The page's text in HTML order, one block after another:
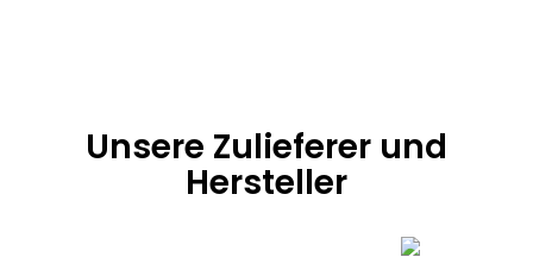
Unsere Zulieferer und
Hersteller